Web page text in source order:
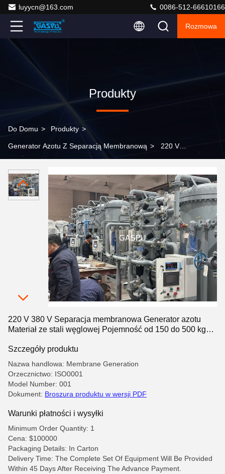
luyycn@163.com 0086-512-66610166
Rozmowa
Produkty
Do Domu > Produkty >
Generator Azotu Z Separacją Membranową > 220 V
ze stali węglowej Pojemność od 150 do 500 kg
Zaprojektowany do przemysłowych dostaw gazu
220 V 380 V Separacja membranowa Generator azotu
Materiał ze stali węglowej Pojemność od 150 do 500 kg
Szczegóły produktu
Nazwa handlowa: Membrane Generation
Orzecznictwo: ISO0001
Model Number: 001
Dokument: Broszura produktu w wersji PDF
Warunki płatności i wysyłki
Minimum Order Quantity: 1
Cena: $100000
Packaging Details: In Carton
Delivery Time: The Complete Set Of Equipment Will Be Provided
Within 45 Days After Receiving The Advance Payment.